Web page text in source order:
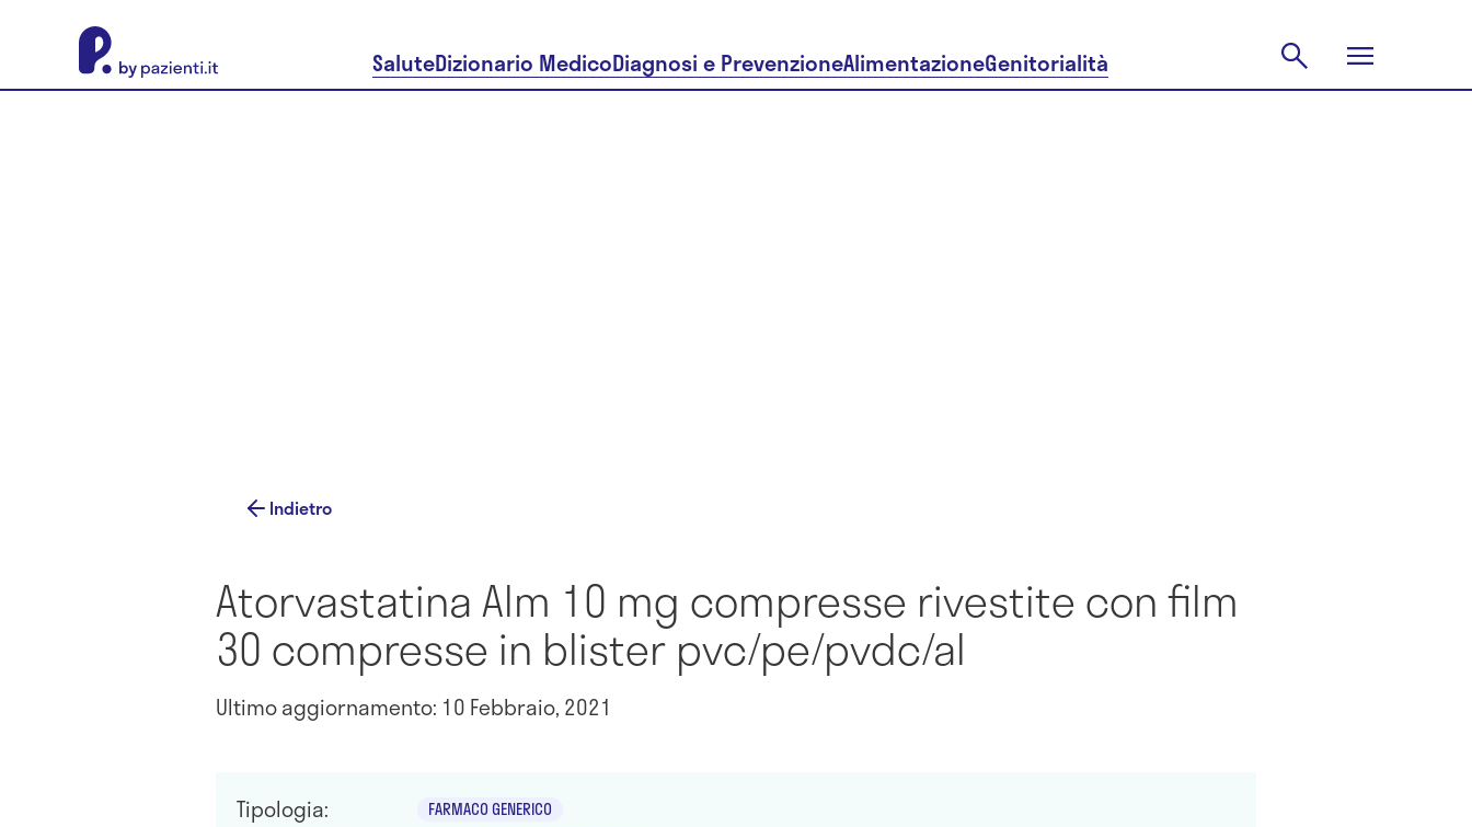
SaluteDizionario MedicoDiagnosi e PrevenzioneAlimentazioneGenitorialità
Indietro
Atorvastatina Alm 10 mg compresse rivestite con film
30 compresse in blister pvc/pe/pvdc/al
Ultimo aggiornamento: 10 Febbraio, 2021
Tipologia: FARMACO GENERICO